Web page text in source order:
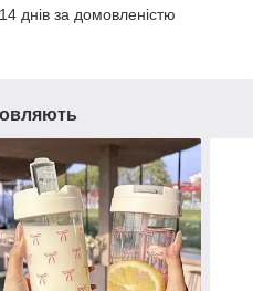
днів за домовленістю